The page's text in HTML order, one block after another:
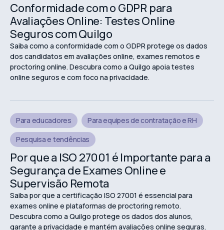
Conformidade com o GDPR para
Avaliações Online: Testes Online
Seguros com Quilgo
Saiba como a conformidade com o GDPR protege os dados
dos candidatos em avaliações online, exames remotos e
proctoring online. Descubra como a Quilgo apoia testes
online seguros e com foco na privacidade.
Para educadores
Para equipes de contratação e RH
Pesquisa e tendências
Por que a ISO 27001 é Importante para a
Segurança de Exames Online e
Supervisão Remota
Saiba por que a certificação ISO 27001 é essencial para
exames online e plataformas de proctoring remoto.
Descubra como a Quilgo protege os dados dos alunos,
garante a privacidade e mantém avaliações online seguras.